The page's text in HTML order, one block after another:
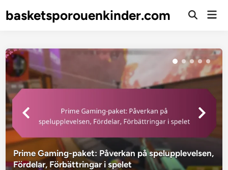
tobasketsporouenkinder.com
Open
Prime Gaming-paket: Påverkan på spelupplevelsen,
Fördelar, Förbättringar i spelet